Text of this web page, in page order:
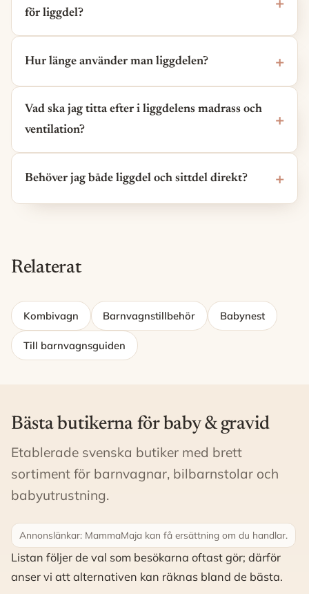
för liggdel?
Hur länge använder man liggdelen?
Vad ska jag titta efter i liggdelens madrass och
ventilation?
Behöver jag både liggdel och sittdel direkt?
Relaterat
Kombivagn Barnvagnstillbehör Babynest
Till barnvagnsguiden
Bästa butikerna för baby & gravid
Etablerade svenska butiker med brett
sortiment för barnvagnar, bilbarnstolar och
babyutrustning.
Annonslänkar: MammaMaja kan få ersättning om du handlar.
Listan följer de val som besökarna oftast gör; därför
anser vi att alternativen kan räknas bland de bästa.